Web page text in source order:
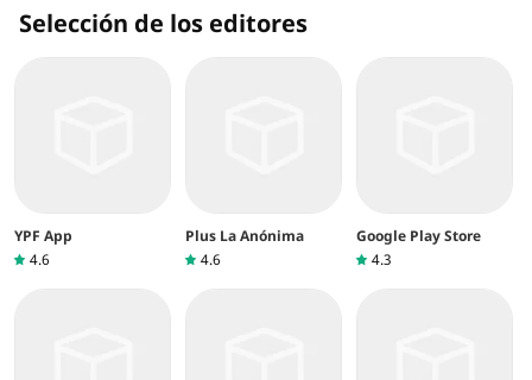
Selección de los editores
YPF App
4.6
Plus La Anónima
4.6
Google Play Store
4.3